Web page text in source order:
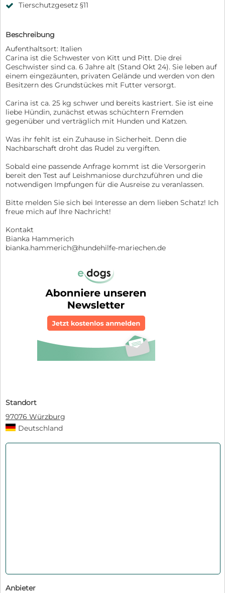
Tierschutzgesetz §11
Beschreibung
Aufenthaltsort: Italien
Carina ist die Schwester von Kitt und Pitt. Die drei
Geschwister sind ca. 6 Jahre alt (Stand Okt 24). Sie leben auf
einem eingezäunten, privaten Gelände und werden von den
Besitzern des Grundstückes mit Futter versorgt.
Carina ist ca. 25 kg schwer und bereits kastriert. Sie ist eine
liebe Hündin, zunächst etwas schüchtern Fremden
gegenüber und verträglich mit Hunden und Katzen.
Was ihr fehlt ist ein Zuhause in Sicherheit. Denn die
Nachbarschaft droht das Rudel zu vergiften.
Sobald eine passende Anfrage kommt ist die Versorgerin
bereit den Test auf Leishmaniose durchzuführen und die
notwendigen Impfungen für die Ausreise zu veranlassen.
Bitte melden Sie sich bei Interesse an dem lieben Schatz! Ich
freue mich auf Ihre Nachricht!
Kontakt
Bianka Hammerich
bianka.hammerich@hundehilfe-mariechen.de
Standort
97076 Würzburg
Deutschland
Anbieter